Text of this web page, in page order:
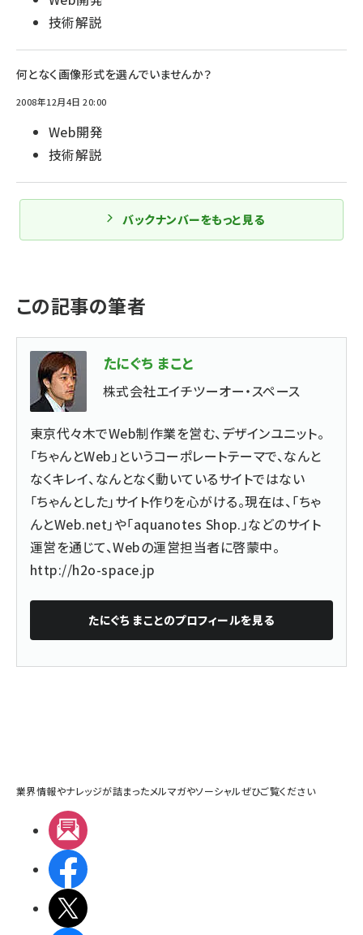
技術解説
何となく画像形式を選んでいませんか？
2008年12月4日 20:00
Web開発
技術解説
バックナンバーをもっと見る
この記事の筆者
たにぐち まこと
株式会社エイチツーオー・スペース
東京代々木でWeb制作業を営む、デザインユニット。
「ちゃんとWeb」というコーポレートテーマで、なんと
なくキレイ、なんとなく動いているサイトではない
「ちゃんとした」サイト作りを心がける。現在は、「ちゃ
んとWeb.net」や「aquanotes Shop.」などのサイト
運営を通じて、Webの運営担当者に啓蒙中。
http://h2o-space.jp
たにぐち まことのプロフィールを見る
業界情報やナレッジが詰まったメルマガやソーシャルぜひご覧ください